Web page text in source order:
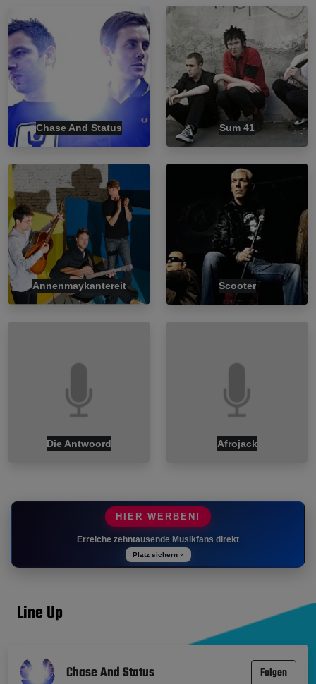
Chase And Status Sum 41
Annenmaykantereit Scooter
Die Antwoord Afrojack
HIER WERBEN!
Erreiche zehntausende Musikfans direkt
Platz sichern »
Line Up
Chase And Status Folgen